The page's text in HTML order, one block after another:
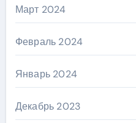
Март 2024
Февраль 2024
Январь 2024
Декабрь 2023